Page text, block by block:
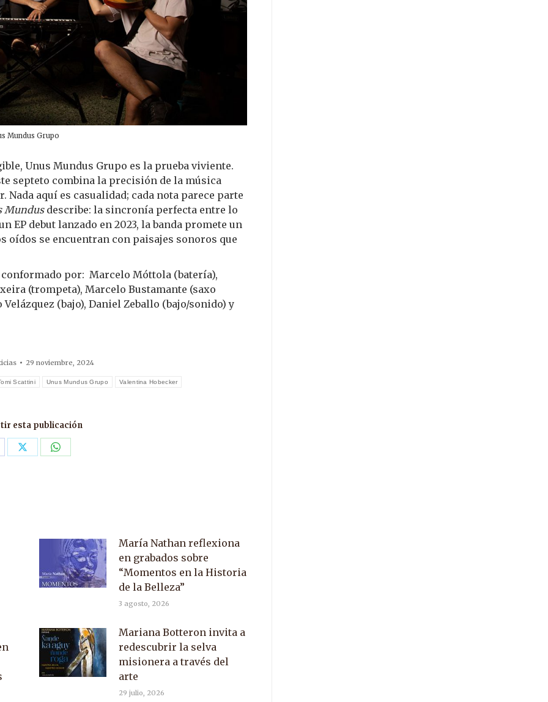
Mundus Grupo
Unus Mundus Grupo es la prueba viviente.
septeto combina la precisión de la música
aquí es casualidad; cada nota parece parte
Mundusdescribe: la sincronía perfecta entre lo
EP debut lanzado en 2023, la banda promete un
se encuentran con paisajes sonoros que
conformado por: Marcelo Móttola (batería),
(trompeta), Marcelo Bustamante (saxo
(bajo), Daniel Zeballo (bajo/sonido) y
29 noviembre, 2024
Scattini Unus Mundus Grupo Valentina Hobecker
esta publicación
Share Share
María Nathan reflexiona
en grabados sobre
“Momentos en la Historia
de la Belleza”
3 agosto, 2026
Mariana Botteron invita a
redescubrir la selva
misionera a través del
arte
29 julio, 2026